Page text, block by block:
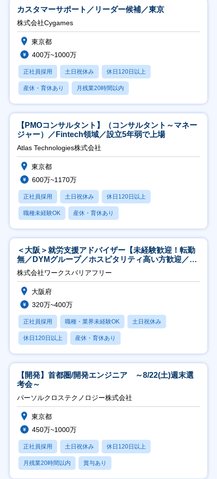
カスタマーサポート／リーダー候補／東京
株式会社Cygames
東京都
400万~1000万
正社員採用 土日祝休み 休日120日以上
産休・育休あり 月残業20時間以内
【PMOコンサルタント】（コンサルタント～マネー
ジャー）／Fintech領域／設立5年弱で上場
Atlas Technologies株式会社
東京都
600万~1170万
正社員採用 土日祝休み 休日120日以上
職種未経験OK 産休・育休あり
＜大阪＞就労支援アドバイザー【未経験歓迎！転勤
無／DYMグループ／ホスピタリティ高い方歓迎／土
日祝】
株式会社ワークスバリアフリー
大阪府
320万~400万
正社員採用 職種・業界未経験OK 土日祝休み
休日120日以上 産休・育休あり
【開発】首都圏/開発エンジニア ～8/22(土)週末選
考会～
パーソルクロステクノロジー株式会社
東京都
450万~1000万
正社員採用 土日祝休み 休日120日以上
月残業20時間以内 賞与あり